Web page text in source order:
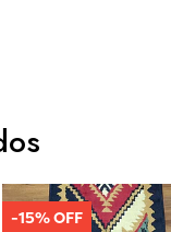
-15% OFF